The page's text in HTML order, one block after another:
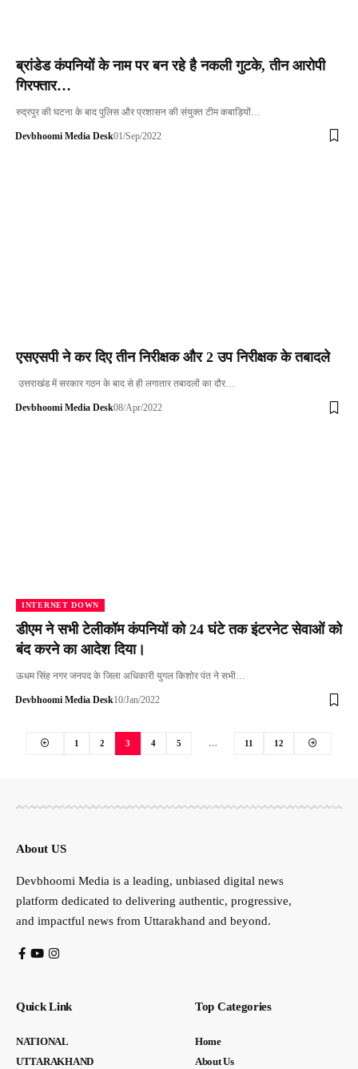
ब्रांडेड कंपनियों के नाम पर बन रहे है नकली गुटके,तीन आरोपी
गिरफ्तार…
रुद्रपुर की घटना के बाद पुलिस और प्रशासन की संयुक्त टीम कबाड़ियों…
Devbhoomi Media Desk01/Sep/2022
एसएसपी ने कर दिए तीन निरीक्षक और 2 उप निरीक्षक के तबादले
उत्तराखंड में सरकार गठन के बाद से ही लगातार तबादलों का दौर…
Devbhoomi Media Desk08/Apr/2022
INTERNET DOWN
डीएम ने सभी टेलीकॉम कंपनियों को 24 घंटे तक इंटरनेट सेवाओं को
बंद करने का आदेश दिया।
ऊधम सिंह नगर जनपद के जिला अधिकारी युगल किशोर पंत ने सभी…
Devbhoomi Media Desk10/Jan/2022
1 2 3 4 5 … 11 12
About US
Devbhoomi Media is a leading, unbiased digital news
platform dedicated to delivering authentic, progressive,
and impactful news from Uttarakhand and beyond.
Quick Link
NATIONAL
UTTARAKHAND
Top Categories
Home
About Us